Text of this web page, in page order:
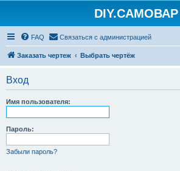
DIY.САМОВАР
FAQ Связаться с администрацией
Заказать чертеж Выбрать чертёж
Вход
Имя пользователя:
Пароль:
Забыли пароль?